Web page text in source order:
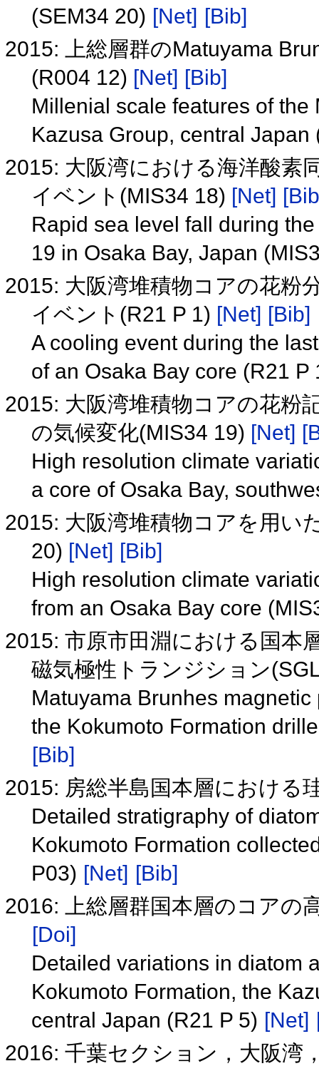
(SEM34 20) [Net] [Bib]
2015: 上総層群のMatuyama
(R004 12) [Net] [Bib]
Millenial scale features of
Kazusa Group, central
2015: 大阪湾における海洋酸素
イベント(MIS34 18) [Net]
Rapid sea level fall during
19 in Osaka Bay, Japan
2015: 大阪湾堆積物コアの花粉
イベント(R21 P 1) [Net] [Bib]
A cooling event during the
of an Osaka Bay core (R21 P
2015: 大阪湾堆積物コアの花粉
の気候変化(MIS34 19) [Net]
High resolution climate
a core of Osaka Bay,
2015: 大阪湾堆積物コアを用い
20) [Net] [Bib]
High resolution climate
from an Osaka Bay core
2015: 市原市田淵における国本
磁気極性トランジション
Matuyama Brunhes
the Kokumoto Formation
[Bib]
2015: 房総半島国本層における
Detailed stratigraphy of
Kokumoto Formation
P03) [Net] [Bib]
2016: 上総層群国本層のコアの
[Doi]
Detailed variations in diatom
Kokumoto Formation, the
central Japan (R21 P 5) [Net]
2016: 千葉セクション，大阪湾